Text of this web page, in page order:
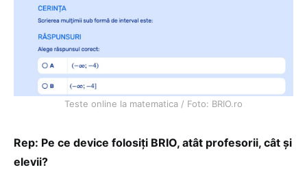
Teste online la matematica / Foto: BRIO.ro
Rep: Pe ce device folosiți BRIO, atât profesorii, cât și
elevii?